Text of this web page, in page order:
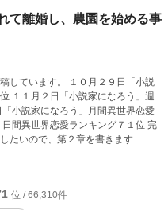
て離婚し、農園を始める事
しています。 １０月２９日「小説
１１月２日「小説家になろう」週
小説家になろう」月間異世界恋愛
間異世界恋愛ランキング７１位 完
たいので、第２章を書きます
位 / 66,310件